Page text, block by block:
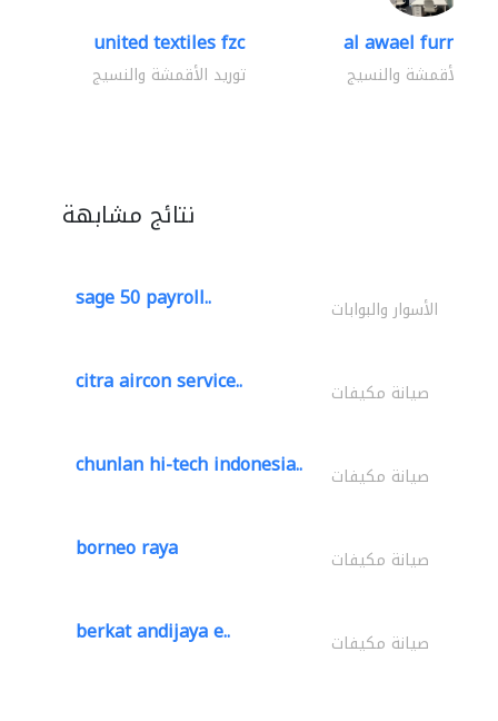
united textiles fzc
توريد الأقمشة والنسيج
al awael
الأقمشة والنسيج
نتائج مشابهة
sage 50 payroll.. الأسوار والبوابات
citra aircon service.. صيانة مكيفات
chunlan hi-tech indonesia.. صيانة مكيفات
borneo raya صيانة مكيفات
berkat andijaya e.. صيانة مكيفات